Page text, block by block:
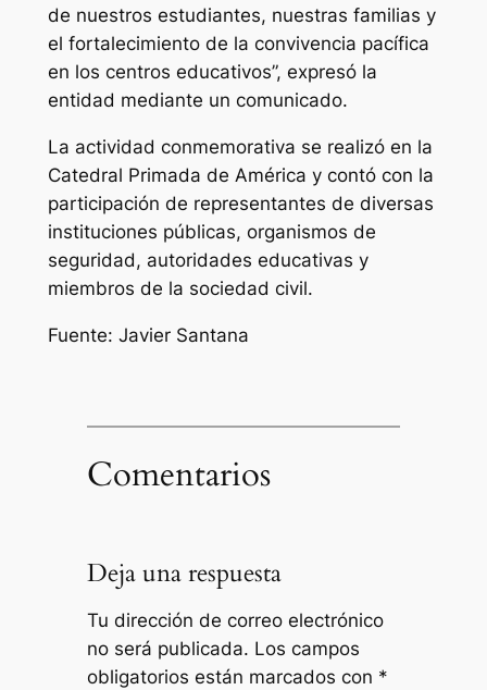
de nuestros estudiantes, nuestras familias y
el fortalecimiento de la convivencia pacífica
en los centros educativos”, expresó la
entidad mediante un comunicado.
La actividad conmemorativa se realizó en la
Catedral Primada de América y contó con la
participación de representantes de diversas
instituciones públicas, organismos de
seguridad, autoridades educativas y
miembros de la sociedad civil.
Fuente: Javier Santana
Comentarios
Deja una respuesta
Tu dirección de correo electrónico
no será publicada. Los campos
obligatorios están marcados con *